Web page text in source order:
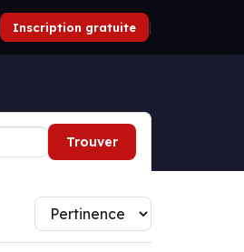
Inscription gratuite |
Trouver